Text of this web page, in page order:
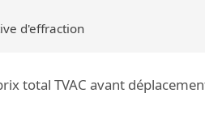
d'effraction
total TVAC avant